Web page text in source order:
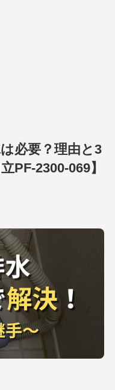
必要？理由と3
PF-2300-069】